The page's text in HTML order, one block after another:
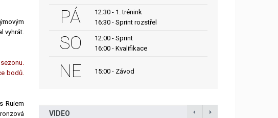
vyhrát.
bodů.
Ruiem
PÁ
12:30 - 1. trénink
16:30 - Sprint rozstřel
SO
12:00 - Sprint
16:00 - Kvalifikace
NE 15:00 - Závod
VIDEO